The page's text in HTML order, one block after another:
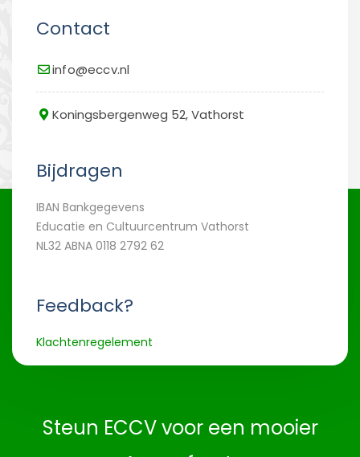
Contact
info@eccv.nl
Koningsbergenweg 52, Vathorst
Bijdragen
IBAN Bankgegevens
Educatie en Cultuurcentrum Vathorst
NL32 ABNA 0118 2792 62
Feedback?
Klachtenregelement
Steun ECCV voor een mooier